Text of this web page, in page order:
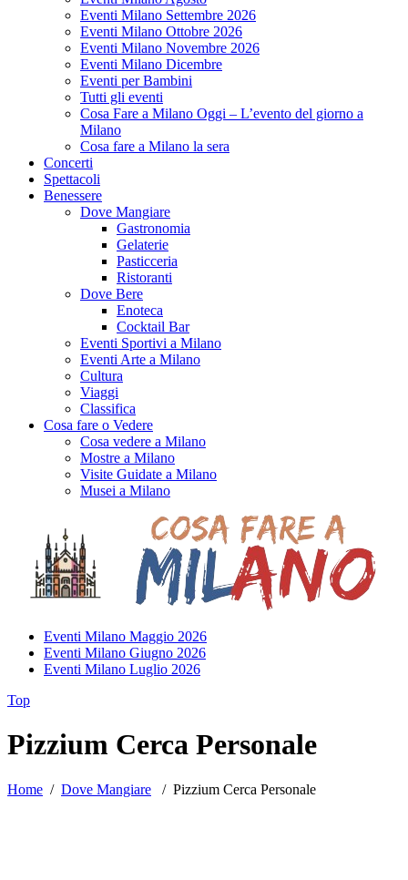
Eventi Milano Settembre 2026
Eventi Milano Ottobre 2026
Eventi Milano Novembre 2026
Eventi Milano Dicembre
Eventi per Bambini
Tutti gli eventi
Cosa Fare a Milano Oggi – L’evento del giorno a
Milano
Cosa fare a Milano la sera
Concerti
Spettacoli
Benessere
Dove Mangiare
Gastronomia
Gelaterie
Pasticceria
Ristoranti
Dove Bere
Enoteca
Cocktail Bar
Eventi Sportivi a Milano
Eventi Arte a Milano
Cultura
Viaggi
Classifica
Cosa fare o Vedere
Cosa vedere a Milano
Mostre a Milano
Visite Guidate a Milano
Musei a Milano
Eventi Milano Maggio 2026
Eventi Milano Giugno 2026
Eventi Milano Luglio 2026
Top
Pizzium Cerca Personale
Home / Dove Mangiare / Pizzium Cerca Personale